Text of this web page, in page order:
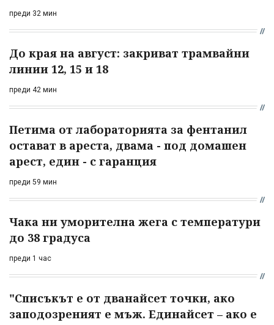
преди 32 мин
До края на август: закриват трамвайни
линии 12, 15 и 18
преди 42 мин
Петима от лабораторията за фентанил
остават в ареста, двама - под домашен
арест, един - с гаранция
преди 59 мин
Чака ни уморителна жега с температури
до 38 градуса
преди 1 час
"Списъкът е от дванайсет точки, ако
заподозреният е мъж. Единайсет – ако е